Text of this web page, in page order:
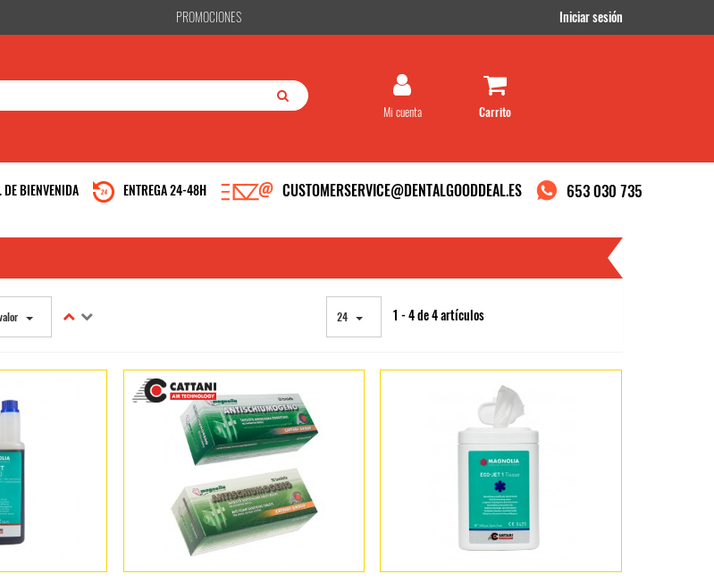
PROMOCIONES Iniciar sesión
Mi cuenta
653 030 735
CUSTOMERSERVICE@DENTALGOODDEAL.ES
ENTREGA 24-48H
DE BIENVENIDA
valor 24 1 - 4 de 4 artículos